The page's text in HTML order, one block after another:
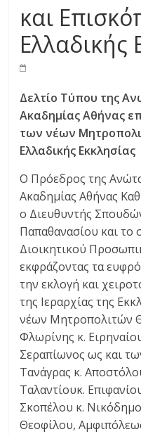
και
Ελλαδικής
Δελτίο Τύπου της
Ακαδημίας Αθήνας
των νέων
Ελλαδικής Εκκλησίας
Ο Πρόεδρος της
Ακαδημίας Αθήνας
ο Διευθυντής
Παπαθανασίου και το
Διοικητικού
εκφράζοντας τα
την εκλογή και
της Ιεραρχίας της
νέων Μητροπολιτών
Φλωρίνης κ.
Σεραπίωνος ως και
Τανάγρας κ.
Ταλαντίουκ.
Σκοπέλου κ.
Θεοφίλου,